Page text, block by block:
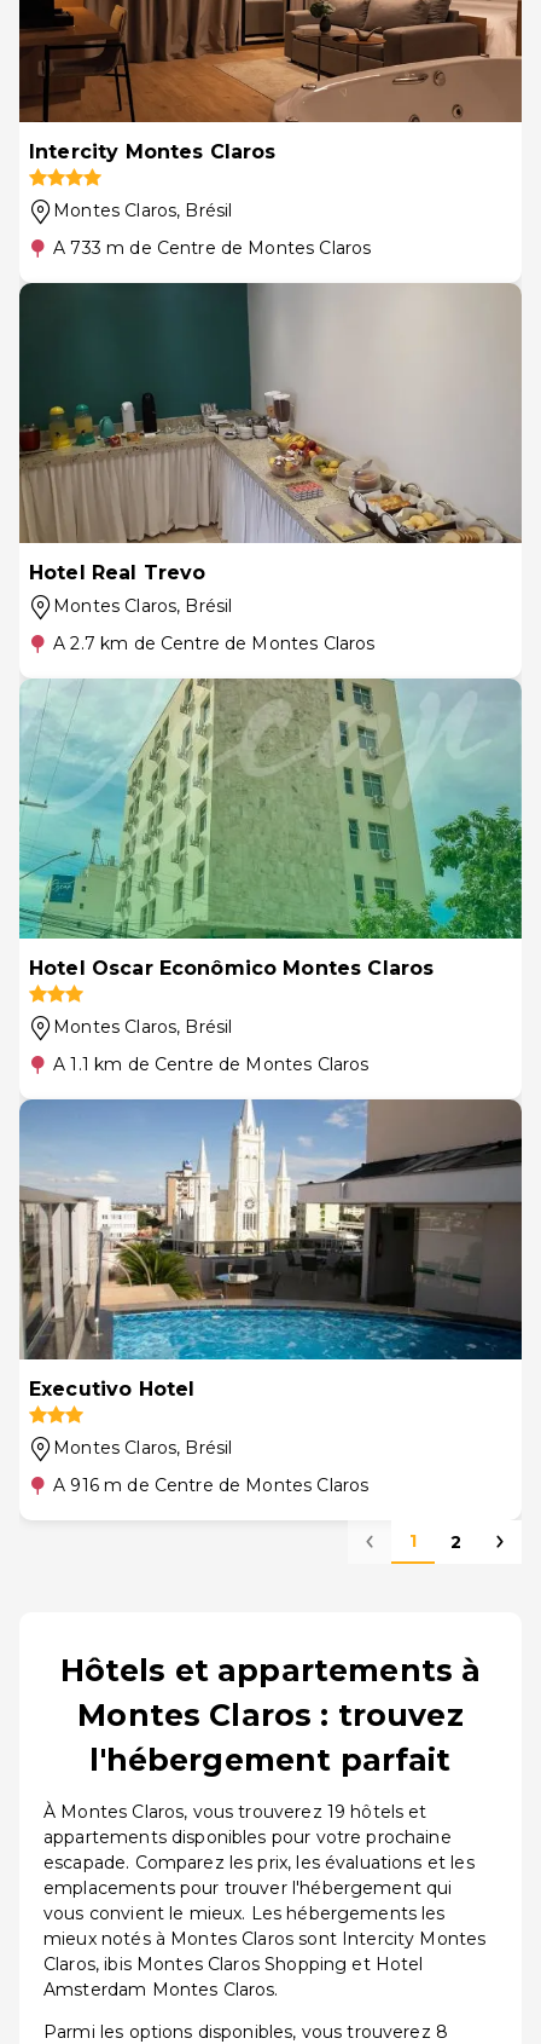
Intercity Montes Claros
Montes Claros, Brésil
A 733 m de Centre de Montes Claros
Hotel Real Trevo
Montes Claros, Brésil
A 2.7 km de Centre de Montes Claros
Hotel Oscar Econômico Montes Claros
Montes Claros, Brésil
A 1.1 km de Centre de Montes Claros
Executivo Hotel
Montes Claros, Brésil
A 916 m de Centre de Montes Claros
1 2
Hôtels et appartements à
Montes Claros : trouvez
l'hébergement parfait
À Montes Claros, vous trouverez 19 hôtels et
appartements disponibles pour votre prochaine
escapade. Comparez les prix, les évaluations et les
emplacements pour trouver l'hébergement qui
vous convient le mieux. Les hébergements les
mieux notés à Montes Claros sont Intercity Montes
Claros, ibis Montes Claros Shopping et Hotel
Amsterdam Montes Claros.
Parmi les options disponibles, vous trouverez 8